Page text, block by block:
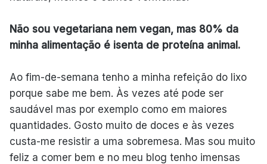
Não sou vegetariana nem vegan, mas 80% da
minha alimentação é isenta de proteína animal.
Ao fim-de-semana tenho a minha refeição do lixo
porque sabe me bem. Às vezes até pode ser
saudável mas por exemplo como em maiores
quantidades. Gosto muito de doces e às vezes
custa-me resistir a uma sobremesa. Mas sou muito
feliz a comer bem e no meu blog tenho imensas